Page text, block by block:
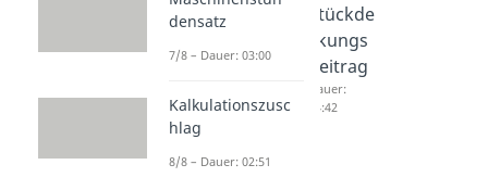
Deckun
g
en
Dauer:
02:19
gsrechn
Dauer:
Stückde
ckungs
beitrag
Dauer:
04:42
densatz
7/8 – Dauer: 03:00
Kalkulationszusc
hlag
8/8 – Dauer: 02:51